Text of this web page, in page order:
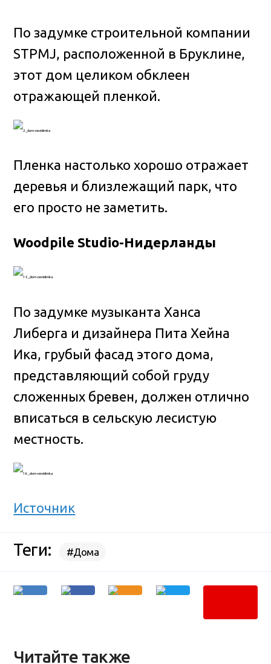
По задумке строительной компании
STPMJ, расположенной в Бруклине,
этот дом целиком обклеен
отражающей пленкой.
Пленка настолько хорошо отражает
деревья и близлежащий парк, что
его просто не заметить.
Woodpile Studio-Нидерланды
По задумке музыканта Ханса
Либерга и дизайнера Пита Хейна
Ика, грубый фасад этого дома,
представляющий собой груду
сложенных бревен, должен отлично
вписаться в сельскую лесистую
местность.
Источник
Теги: #Дома
Читайте также